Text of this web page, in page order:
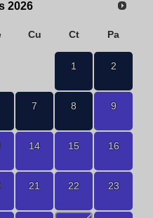
2026
Cu Ct Pa
1 2
7 8 9
14 15 16
21 22 23